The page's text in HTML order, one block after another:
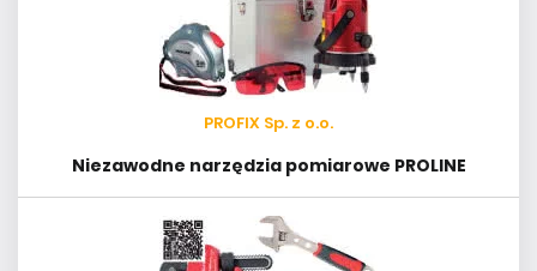
PROFIX Sp. z o.o.
Niezawodne narzędzia pomiarowe PROLINE